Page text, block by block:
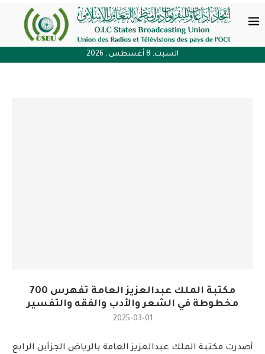
السبت, 8 أغسطس , 2026
مكتبة الملك عبدالعزيز العامة تفهرس 700
مخطوطة في الشعر والأدب والفقه والتفسير
2025-03-01
أصدرت مكتبة الملك عبدالعزيز العامة بالرياض الجزأين الرابع